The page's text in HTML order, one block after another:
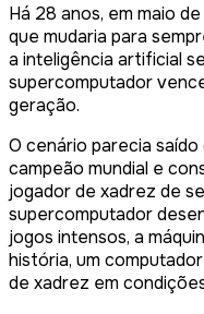
Há 28 anos, em maio
que mudaria para
a inteligência artificial
supercomputador
geração.
O cenário parecia saído
campeão mundial e
jogador de xadrez de
supercomputador
jogos intensos, a
história, um
de xadrez em